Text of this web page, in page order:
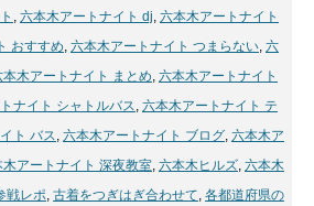
, 六本木アートナイト dj, 六本木アートナイト
おすすめ, 六本木アートナイト つまらない, 六
本木アートナイト まとめ, 六本木アートナイト
ナイト シャトルバス, 六本木アートナイト テ
ト バス, 六本木アートナイト ブログ, 六本木ア
木アートナイト 深夜教室, 六本木ヒルズ, 六本木
戦レポ, 古着をつぎはぎ合わせて, 各都道府県の